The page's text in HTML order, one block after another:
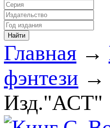
Главная →
фэнтези →
Изд."АСТ"